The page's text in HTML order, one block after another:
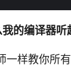
的编译器听
样教你所